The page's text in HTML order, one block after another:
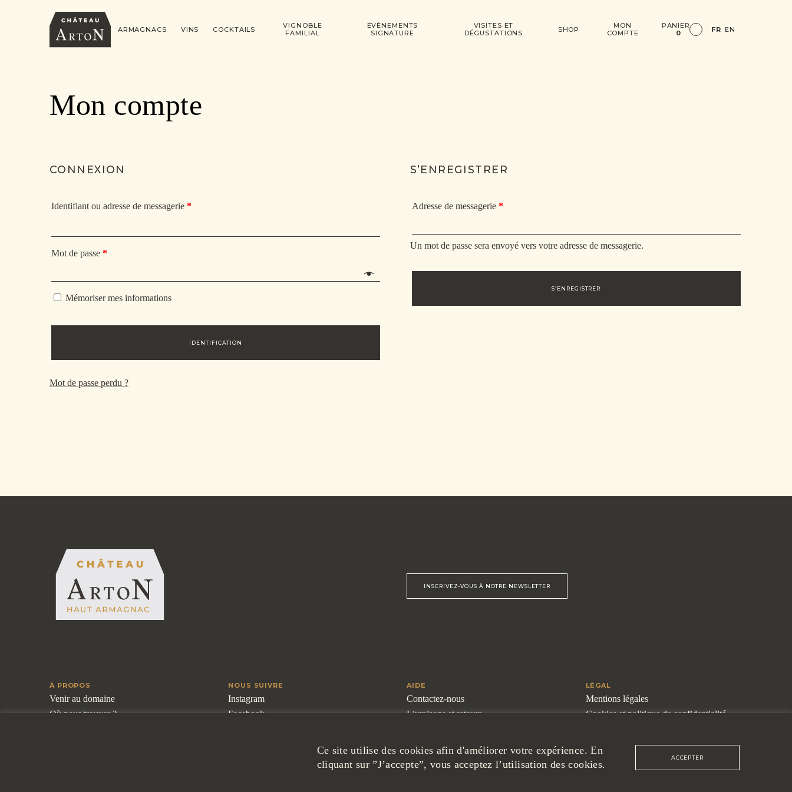
ARMAGNACS VINS COCKTAILS
VIGNOBLE
FAMILIAL
ÉVÉNEMENTS
SIGNATURE
VISITES ET
DÉGUSTATIONS
SHOP
MON
COMPTE
PANIER
0
FR EN
Mon compte
CONNEXION
Identifiant ou adresse de messagerie *
Mot de passe *
Mémoriser mes informations
IDENTIFICATION
Mot de passe perdu ?
S’ENREGISTRER
Adresse de messagerie *
Un mot de passe sera envoyé vers votre adresse de messagerie.
S’ENREGISTRER
INSCRIVEZ-VOUS À NOTRE NEWSLETTER
À PROPOS
Venir au domaine
Où nous trouver ?
NOUS SUIVRE
Instagram
Facebook
AIDE
Contactez-nous
Livraisons et retours
Questions fréquentes
LÉGAL
Mentions légales
Cookies et politique de confidentialité
Ce site utilise des cookies afin d'améliorer votre expérience. En
cliquant sur ”J’accepte”, vous acceptez l’utilisation des cookies.
ACCEPTER